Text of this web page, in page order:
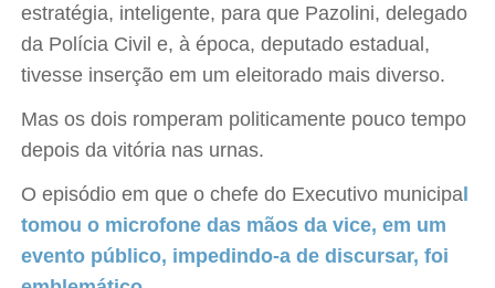
estratégia, inteligente, para que Pazolini, delegado
da Polícia Civil e, à época, deputado estadual,
tivesse inserção em um eleitorado mais diverso.
Mas os dois romperam politicamente pouco tempo
depois da vitória nas urnas.
O episódio em que o chefe do Executivo municipa
tomou o microfone das mãos da vice, em um
evento público, impedindo-a de discursar, foi